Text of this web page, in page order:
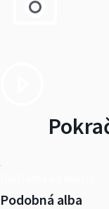
Podobná alba